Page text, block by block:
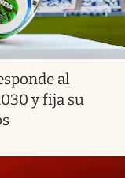
al
y fija su